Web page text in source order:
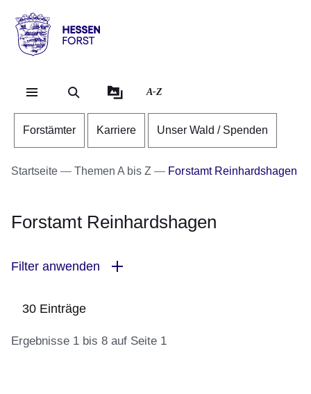
Hessen
Forst
A-Z
Forstämter Karriere Unser Wald / Spenden
Startseite Themen A bis Z Forstamt Reinhardshagen
Forstamt Reinhardshagen
Filter anwenden
30 Einträge
Ergebnisse 1 bis 8 auf Seite 1